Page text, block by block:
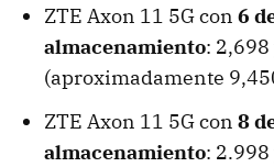
ZTE Axon 11 5G con 6
almacenamiento:
(aproximadamente
ZTE Axon 11 5G con 8
almacenamiento: